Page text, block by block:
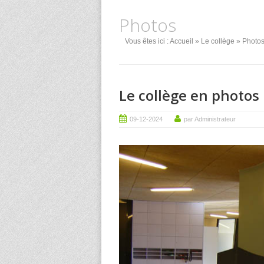
Photos
Vous êtes ici :Accueil » Le collège » Photos
Le collège en photos
09-12-2024 par Administrateur